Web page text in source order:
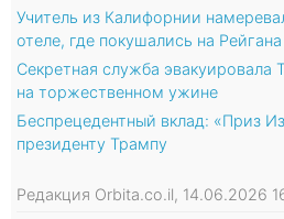
Учитель из Калифорнии
отеле, где покушались на Рейгана
Секретная служба эвакуировала
на торжественном ужине
Беспрецедентный вклад: «Приз
президенту Трампу
Редакция Orbita.co.il, 14.06.2026